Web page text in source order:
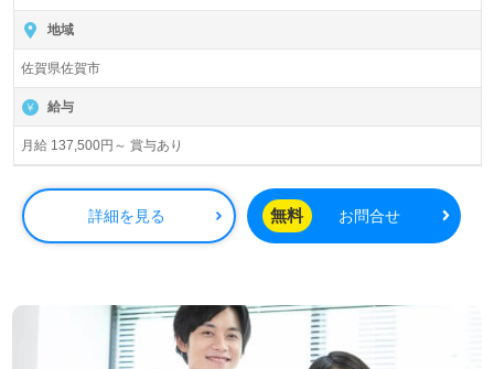
地域
佐賀県佐賀市
給与
月給 137,500円～ 賞与あり
詳細を見る 無料 お問合せ